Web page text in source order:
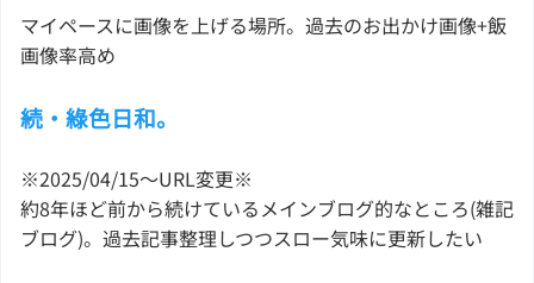
マイペースに画像を上げる場所。過去のお出かけ画像+飯
画像率高め
続・綠色日和。
※2025/04/15〜URL変更※
約8年ほど前から続けているメインブログ的なところ(雑記
ブログ)。過去記事整理しつつスロー気味に更新したい